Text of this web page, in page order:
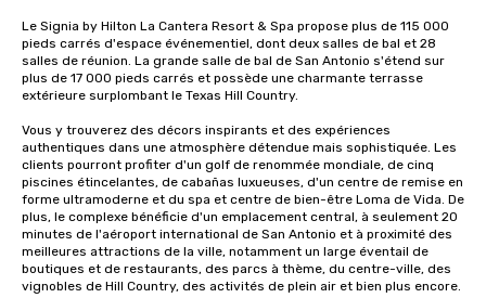
Le Signia by Hilton La Cantera Resort & Spa propose plus de 115 000
pieds carrés d'espace événementiel, dont deux salles de bal et 28
salles de réunion. La grande salle de bal de San Antonio s'étend sur
plus de 17 000 pieds carrés et possède une charmante terrasse
extérieure surplombant le Texas Hill Country.
Vous y trouverez des décors inspirants et des expériences
authentiques dans une atmosphère détendue mais sophistiquée. Les
clients pourront profiter d'un golf de renommée mondiale, de cinq
piscines étincelantes, de cabañas luxueuses, d'un centre de remise en
forme ultramoderne et du spa et centre de bien-être Loma de Vida. De
plus, le complexe bénéficie d'un emplacement central, à seulement 20
minutes de l'aéroport international de San Antonio et à proximité des
meilleures attractions de la ville, notamment un large éventail de
boutiques et de restaurants, des parcs à thème, du centre-ville, des
vignobles de Hill Country, des activités de plein air et bien plus encore.